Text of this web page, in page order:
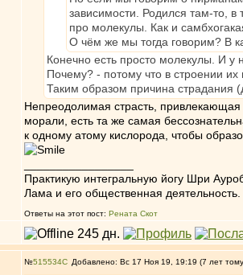
зависимости. Родился там-то, в
про молекулы. Как и
О чём же мы тогда говорим? В
Конечно есть просто молекулы. И у
Почему? - потому что в строении
Таким образом причина страдания
Непреодолимая страсть,
морали, есть та же самая
к одному атому кислорода, чтобы
Практикую интегральную йогу Шри
Лама и его общественная деятельность.
Ответы на этот пост: Рената Скот
№515534 Добавлено: Вс 17 Ноя 19, 19:19 (7 лет